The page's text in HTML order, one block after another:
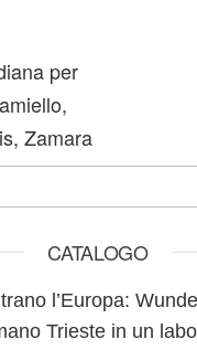
articoli
per
Zamara
CATALOGO
l’Europa:
Trieste in un